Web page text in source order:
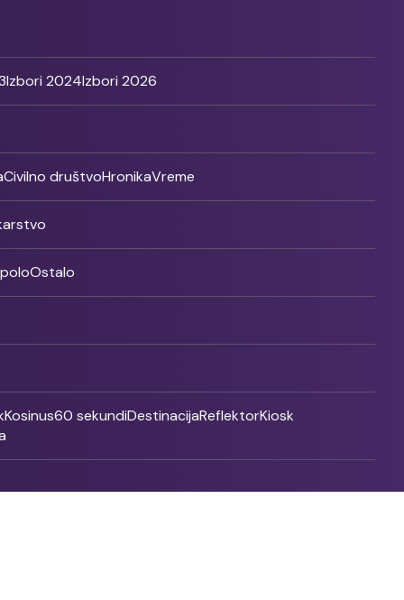
Izbori 2024Izbori 2026
Civilno društvoHronikaVreme
Ostalo
Kosinus60 sekundiDestinacijaReflektorKiosk